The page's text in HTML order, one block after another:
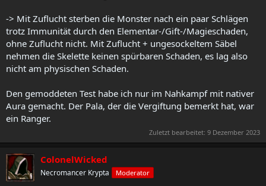
-> Mit Zuflucht sterben die Monster nach ein paar Schlägen
trotz Immunität durch den Elementar-/Gift-/Magieschaden,
ohne Zuflucht nicht. Mit Zuflucht + ungesockeltem Säbel
nehmen die Skelette keinen spürbaren Schaden, es lag also
nicht am physischen Schaden.
Den gemoddeten Test habe ich nur im Nahkampf mit nativer
Aura gemacht. Der Pala, der die Vergiftung bemerkt hat, war
ein Ranger.
Zuletzt bearbeitet: 9 Dezember 2023
ColonelWicked
Necromancer Krypta Moderator